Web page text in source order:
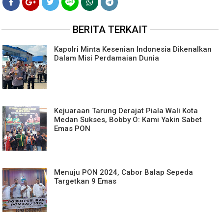
BERITA TERKAIT
Kapolri Minta Kesenian Indonesia Dikenalkan
Dalam Misi Perdamaian Dunia
Kejuaraan Tarung Derajat Piala Wali Kota
Medan Sukses, Bobby O: Kami Yakin Sabet
Emas PON
Menuju PON 2024, Cabor Balap Sepeda
Targetkan 9 Emas